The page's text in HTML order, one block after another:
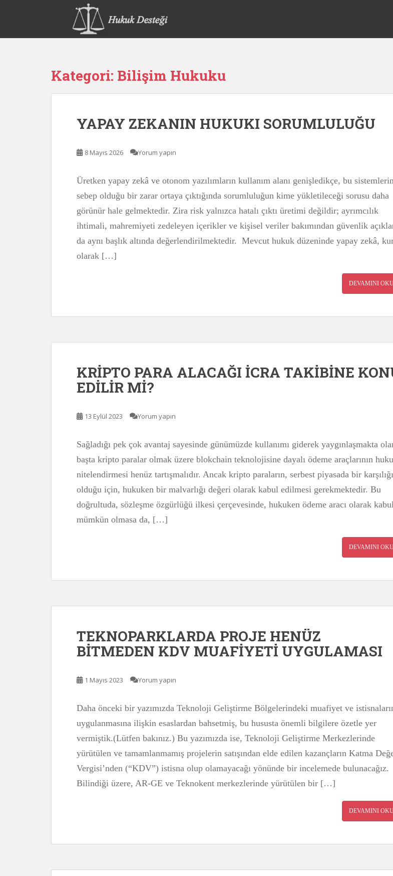
p
Kategori: Bilişim Hukuku
YAPAY ZEKANIN HUKUKI SORUMLULUĞU
8 Mayıs 2026 Yorum yapın
Üretken yapay zekâ ve otonom yazılımların kullanım alanı genişledikçe, bu
sebep olduğu bir zarar ortaya çıktığında sorumluluğun kime yükletileceği sorusu daha
görünür hale gelmektedir. Zira risk yalnızca hatalı çıktı üretimi değildir; ayrımcılık
ihtimali, mahremiyeti zedeleyen içerikler ve kişisel veriler bakımından güvenlik
da aynı başlık altında değerlendirilmektedir. Mevcut hukuk düzeninde yapay zekâ,
olarak […]
DEVAMINI
KRİPTO PARA ALACAĞI İCRA TAKİBİNE
EDİLİR Mİ?
13 Eylül 2023 Yorum yapın
Sağladığı pek çok avantaj sayesinde günümüzde kullanımı giderek yaygınlaşmakta
başta kripto paralar olmak üzere blokchain teknolojisine dayalı ödeme araçlarının
nitelendirmesi henüz tartışmalıdır. Ancak kripto paraların, serbest piyasada bir karşılığı
olduğu için, hukuken bir malvarlığı değeri olarak kabul edilmesi gerekmektedir. Bu
doğrultuda, sözleşme özgürlüğü ilkesi çerçevesinde, hukuken ödeme aracı olarak
mümkün olmasa da, […]
DEVAMINI
TEKNOPARKLARDA PROJE HENÜZ
BİTMEDEN KDV MUAFİYETİ UYGULAMASI
1 Mayıs 2023 Yorum yapın
Daha önceki bir yazımızda Teknoloji Geliştirme Bölgelerindeki muafiyet ve
uygulanmasına ilişkin esaslardan bahsetmiş, bu hususta önemli bilgilere özetle yer
vermiştik.(Lütfen bakınız.) Bu yazımızda ise, Teknoloji Geliştirme Merkezlerinde
yürütülen ve tamamlanmamış projelerin satışından elde edilen kazançların Katma
Vergisi’nden (“KDV”) istisna olup olamayacağı yönünde bir incelemede bulunacağız.
Bilindiği üzere, AR-GE ve Teknokent merkezlerinde yürütülen bir […]
DEVAMINI